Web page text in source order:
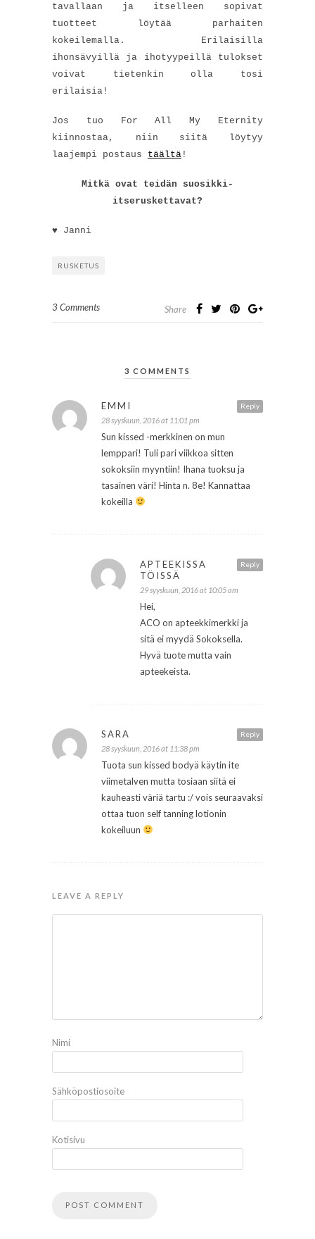
tavallaan ja itselleen sopivat
tuotteet löytää parhaiten
kokeilemalla. Erilaisilla
ihonsävyillä ja ihotyypeillä tulokset
voivat tietenkin olla tosi
erilaisia!
Jos tuo For All My Eternity
kiinnostaa, niin siitä löytyy
laajempi postaus täältä !
Mitkä ovat teidän suosikki-
itseruskettavat?
♥ Janni
RUSKETUS
3 Comments Share
3 COMMENTS
Reply
EMMI
28 syyskuun, 2016 at 11:01 pm
Sun kissed -merkkinen on mun
lemppari! Tuli pari viikkoa sitten
sokoksiin myyntiin! Ihana tuoksu ja
tasainen väri! Hinta n. 8e! Kannattaa
kokeilla
Reply
APTEEKISSA
TÖISSÄ
29 syyskuun, 2016 at 10:05 am
Hei,
ACO on apteekkimerkki ja
sitä ei myydä Sokoksella.
Hyvä tuote mutta vain
apteekeista.
Reply
SARA
28 syyskuun, 2016 at 11:38 pm
Tuota sun kissed bodyä käytin ite
viimetalven mutta tosiaan siitä ei
kauheasti väriä tartu :/ vois seuraavaksi
ottaa tuon self tanning lotionin
kokeiluun
LEAVE A REPLY
Nimi
Sähköpostiosoite
Kotisivu